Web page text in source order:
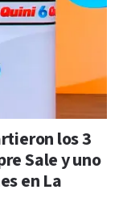
los 3
Sale y uno
en La